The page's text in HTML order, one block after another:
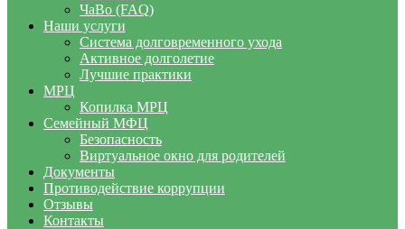
ЧаВо (FAQ)
Наши услуги
Система долговременного ухода
Активное долголетие
Лучшие практики
МРЦ
Копилка МРЦ
Семейный МФЦ
Безопасность
Виртуальное окно для родителей
Документы
Противодействие коррупции
Отзывы
Контакты